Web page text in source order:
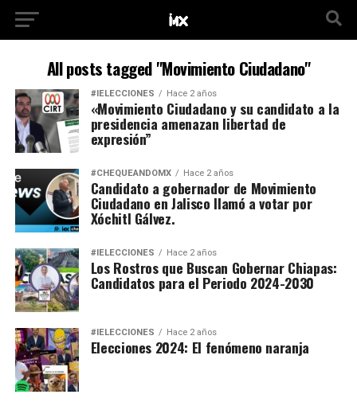
All posts tagged "Movimiento Ciudadano"
#IELECCIONES Hace 2 años
«Movimiento Ciudadano y su candidato a la
presidencia amenazan libertad de
expresión”
#CHEQUEANDOMX Hace 2 años
Candidato a gobernador de Movimiento
Ciudadano en Jalisco llamó a votar por
Xóchitl Gálvez.
#IELECCIONES Hace 2 años
Los Rostros que Buscan Gobernar Chiapas:
Candidatos para el Periodo 2024-2030
#IELECCIONES Hace 2 años
Elecciones 2024: El fenómeno naranja